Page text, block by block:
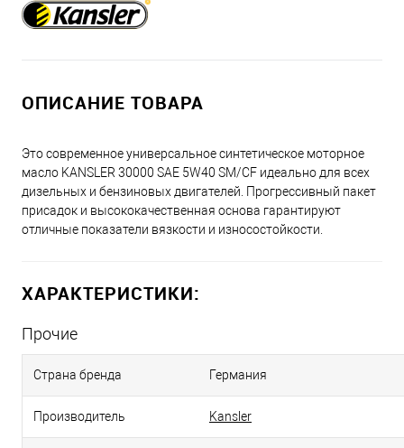
ОПИСАНИЕ ТОВАРА
Это современное универсальное синтетическое моторное
масло KANSLER 30000 SAE 5W40 SM/CF идеально для всех
дизельных и бензиновых двигателей. Прогрессивный пакет
присадок и высококачественная основа гарантируют
отличные показатели вязкости и износостойкости.
ХАРАКТЕРИСТИКИ:
Прочие
Страна бренда Германия
Производитель Kansler